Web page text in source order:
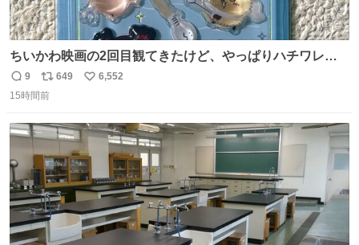
ちいかわ映画の2回目観てきたけど、やっぱりハチワレの
「ハモりすごいよッ…」に対するちいかわの「エ゛ッ!?(い
まそんな場合じゃねぇだろお前よぉ)」が面白すぎる。
返
信
9
リ
ポ
ト
649
い
数
6,552
15時間前